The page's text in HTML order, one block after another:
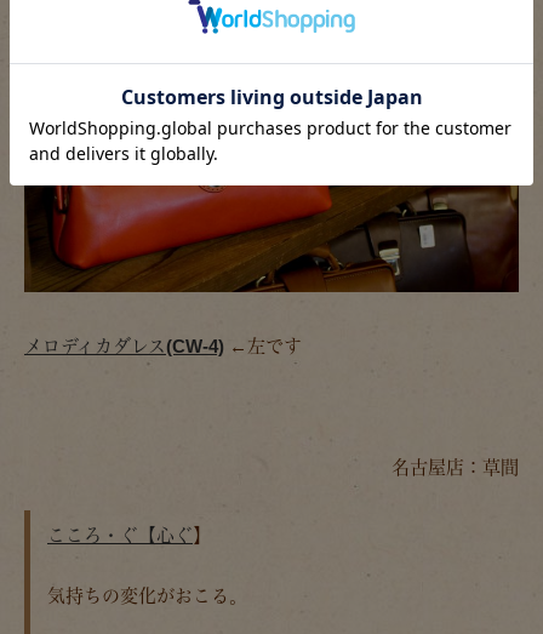
メロディカダレス(CW-4) ←左です
名古屋店：草間
こころ・ぐ【心ぐ】
気持ちの変化がおこる。